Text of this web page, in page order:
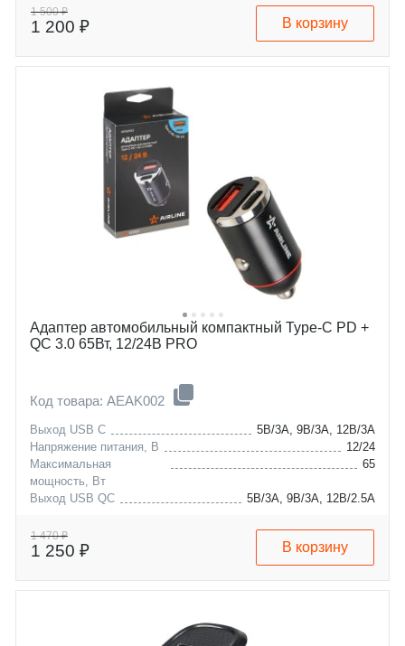
1 500 ₽
1 200 ₽ В корзину
Адаптер автомобильный компактный Type-C PD +
QC 3.0 65Вт, 12/24В PRO
Код товара: AEAK002
Выход USB C
5В/3А, 9В/3А, 12В/3А
Напряжение питания, В
12/24
Максимальная
мощность, Вт
65
Выход USB QC 5В/3А, 9В/3А, 12В/2.5А
1 470 ₽
1 250 ₽ В корзину